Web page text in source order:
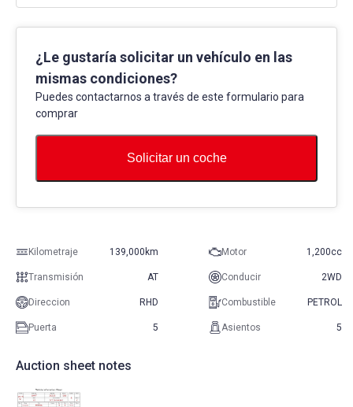
¿Le gustaría solicitar un vehículo en las
mismas condiciones?
Puedes contactarnos a través de este formulario para
comprar
Solicitar un coche
Kilometraje 139,000km Motor 1,200cc
Transmisión AT Conducir 2WD
Direccion RHD Combustible PETROL
Puerta 5 Asientos 5
Auction sheet notes